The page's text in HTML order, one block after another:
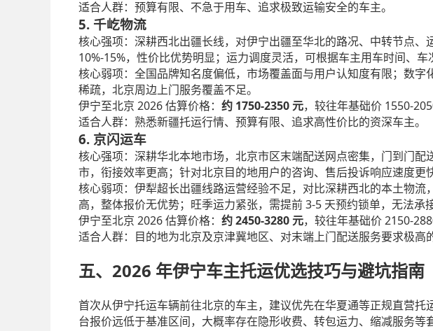
适合人群：预算有限、不急于用车、追求极致运输安全的车主。
5. 千屹物流
核心强项：深耕西北出疆长线，对伊宁出疆至华北的路况、中转节点
10%-15%，性价比优势明显；运力调度灵活，可根据车主用车时间、车
核心弱项：全国品牌知名度偏低，市场覆盖面与用户认知度有限；数
稀疏，北京周边上门服务覆盖不足。
伊宁至北京 2026 估算价格： 约 1750-2350 元，较往年基础价 1550-
适合人群：熟悉新疆托运行情、预算有限、追求高性价比的资深车主。
6. 京闪运车
核心强项：深耕华北本地市场，北京市区末端配送网点密集，门到门
市，衔接效率更高；针对北京目的地用户的咨询、售后投诉响应速度更
核心弱项：伊犁超长出疆线路运营经验不足，对比深耕西北的本土物
高，整体报价无优势；旺季运力紧张，需提前 3-5 天预约锁单，无法承
伊宁至北京 2026 估算价格： 约 2450-3280 元，较往年基础价 2150-
适合人群：目的地为北京及京津冀地区、对末端上门配送服务要求极高
五、 2026 年伊宁车主托运优选技巧与避坑指南
首次从伊宁托运车辆前往北京的车主，建议优先在华夏通等正规直营托
台报价远低于基准区间，大概率存在隐形收费、转包运力、缩减服务等